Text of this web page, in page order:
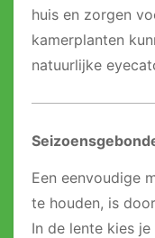
huis en zorgen
kamerplanten
natuurlijke
Een eenvoudige
te houden, is
In de lente kies